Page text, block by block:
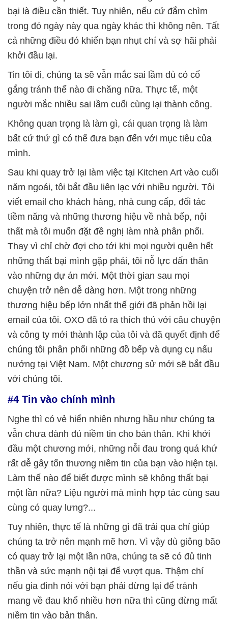
bại là điều cần thiết. Tuy nhiên, nếu cứ đắm chìm
trong đó ngày này qua ngày khác thì không nên. Tất
cả những điều đó khiến bạn nhụt chí và sợ hãi phải
khởi đầu lại.
Tin tôi đi, chúng ta sẽ vẫn mắc sai lầm dù có cố
gắng tránh thế nào đi chăng nữa. Thực tế, một
người mắc nhiều sai lầm cuối cùng lại thành công.
Không quan trọng là làm gì, cái quan trọng là làm
bất cứ thứ gì có thể đưa bạn đến với mục tiêu của
mình.
Sau khi quay trở lại làm việc tại Kitchen Art vào cuối
năm ngoái, tôi bắt đầu liên lạc với nhiều người. Tôi
viết email cho khách hàng, nhà cung cấp, đối tác
tiềm năng và những thương hiệu về nhà bếp, nội
thất mà tôi muốn đặt đề nghị làm nhà phân phối.
Thay vì chỉ chờ đợi cho tới khi mọi người quên hết
những thất bại mình gặp phải, tôi nỗ lực dấn thân
vào những dự án mới. Một thời gian sau mọi
chuyện trở nên dễ dàng hơn. Một trong những
thương hiệu bếp lớn nhất thế giới đã phản hồi lại
email của tôi. OXO đã tỏ ra thích thú với câu chuyện
và công ty mới thành lập của tôi và đã quyết định để
chúng tôi phân phối những đồ bếp và dụng cụ nấu
nướng tại Việt Nam. Một chương sử mới sẽ bắt đầu
với chúng tôi.
#4 Tin vào chính mình
Nghe thì có vẻ hiển nhiên nhưng hầu như chúng ta
vẫn chưa dành đủ niềm tin cho bản thân. Khi khởi
đầu một chương mới, những nỗi đau trong quá khứ
rất dễ gây tổn thương niềm tin của bạn vào hiện tại.
Làm thế nào để biết được mình sẽ không thất bại
một lần nữa? Liệu người mà mình hợp tác cùng sau
cùng có quay lưng?...
Tuy nhiên, thực tế là những gì đã trải qua chỉ giúp
chúng ta trở nên mạnh mẽ hơn. Vì vậy dù giông bão
có quay trở lại một lần nữa, chúng ta sẽ có đủ tinh
thần và sức mạnh nội tại để vượt qua. Thậm chí
nếu gia đình nói với bạn phải dừng lại để tránh
mang về đau khổ nhiều hơn nữa thì cũng đừng mất
niềm tin vào bản thân.